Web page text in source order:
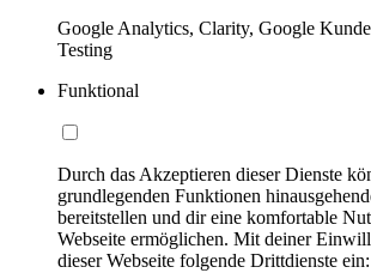
Google Analytics, Clarity, Google
Testing
Funktional
Durch das Akzeptieren dieser Dienste
grundlegenden Funktionen
bereitstellen und dir eine komfortable
Webseite ermöglichen. Mit deiner
dieser Webseite folgende Drittdienste ein: